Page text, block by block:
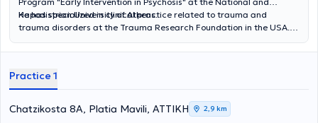
Kapodistrian University of Athens.
He has specialized in clinical practice related to trauma and
trauma disorders at the Trauma Research Foundation in the USA.
Hospital of Leros and at the General Hospital of Athens "G.
collaborates with the "Babel Day Center" within the framework of
the "Prometheus" program for the psychosocial support of
individuals with torture experiences, and with the "Galinos" Mental
Health Institute, working with individuals facing mental health
Practice 1
Chatzikosta 8A, Platia Mavili, ΑΤΤΙΚΗ 2,9 km